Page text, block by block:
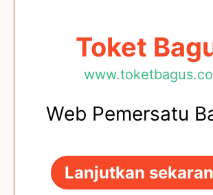
Toket
Web Pemersatu
Lanjutkan